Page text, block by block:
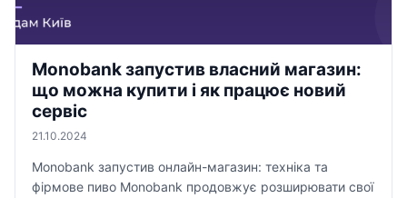
Monobank запустив власний магазин:
що можна купити і як працює новий
сервіс
21.10.2024
Monobank запустив онлайн-магазин: техніка та
фірмове пиво Monobank продовжує розширювати свої